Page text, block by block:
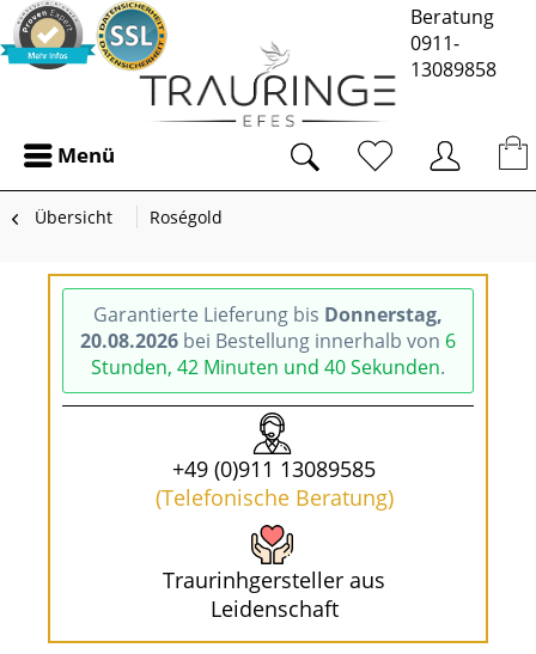
Beratung
0911-
13089858
Menü
Übersicht Roségold
Garantierte Lieferung bis Donnerstag,
20.08.2026 bei Bestellung innerhalb von 6
Stunden, 42 Minuten und 39 Sekunden.
+49 (0)911 13089585
(Telefonische Beratung)
Traurinhgersteller aus
Leidenschaft